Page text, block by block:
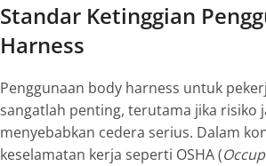
Standar Ketinggian
Harness
Penggunaan body harness untuk
sangatlah penting, terutama jika risiko
menyebabkan cedera serius. Dalam
keselamatan kerja seperti OSHA (